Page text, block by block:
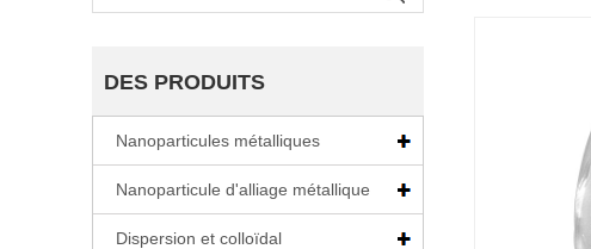
DES PRODUITS
Nanoparticules métalliques
Nanoparticule d'alliage métallique
Dispersion et colloïdal